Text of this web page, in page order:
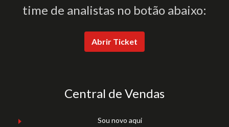
time de analistas no botão abaixo:
Abrir Ticket
Central de Vendas
Sou novo aqui